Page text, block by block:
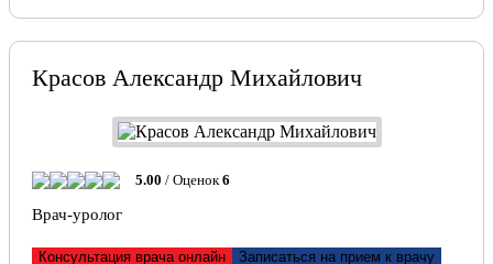
период прошёл нормально, через две недели после
любоваться результатом! Швы наложены аккуратно,
Никакого дискомфорта в области швов не
испытываю! Спасибо врачу за его профессионализм
Никита, 25.10.2022
Красов Александр Михайлович
5.00 / Оценок 6
Врач-уролог
Консультация врача онлайн
Записаться на прием к врачу